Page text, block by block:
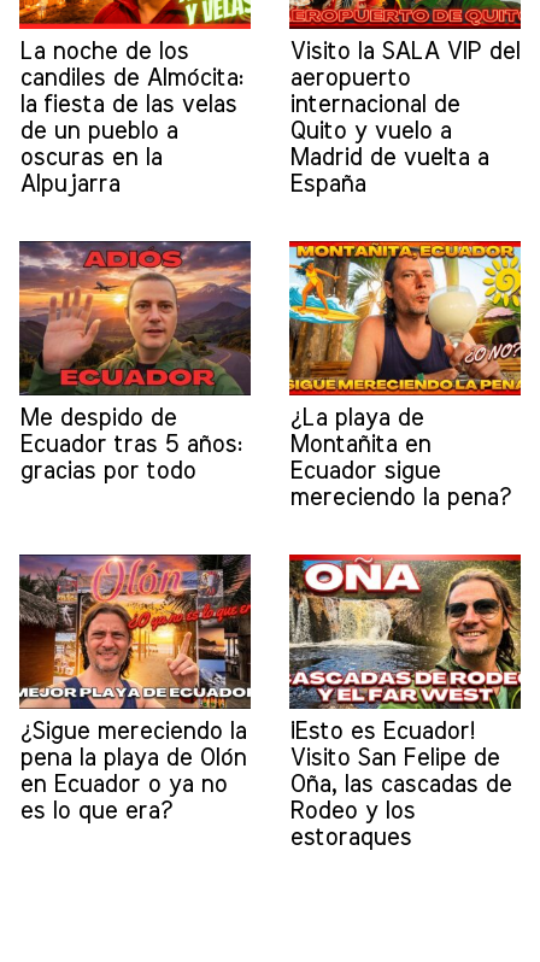
La noche de los
candiles de Almócita:
la fiesta de las velas
de un pueblo a
oscuras en la
Alpujarra
Visito la SALA VIP del
aeropuerto
internacional de
Quito y vuelo a
Madrid de vuelta a
España
Me despido de
Ecuador tras 5 años:
gracias por todo
¿La playa de
Montañita en
Ecuador sigue
mereciendo la pena?
¿Sigue mereciendo la
pena la playa de Olón
en Ecuador o ya no
es lo que era?
¡Esto es Ecuador!
Visito San Felipe de
Oña, las cascadas de
Rodeo y los
estoraques